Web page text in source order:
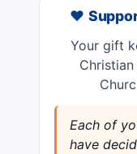
❤️
Your gift
Each of
have